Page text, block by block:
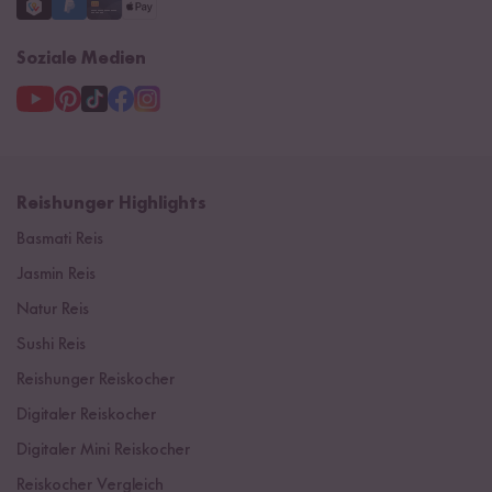
Soziale Medien
Reishunger Highlights
Basmati Reis
Jasmin Reis
Natur Reis
Sushi Reis
Reishunger Reiskocher
Digitaler Reiskocher
Digitaler Mini Reiskocher
Reiskocher Vergleich